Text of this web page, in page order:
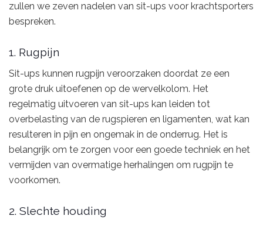
zullen we zeven nadelen van sit-ups voor krachtsporters
bespreken.
1. Rugpijn
Sit-ups kunnen rugpijn veroorzaken doordat ze een
grote druk uitoefenen op de wervelkolom. Het
regelmatig uitvoeren van sit-ups kan leiden tot
overbelasting van de rugspieren en ligamenten, wat kan
resulteren in pijn en ongemak in de onderrug. Het is
belangrijk om te zorgen voor een goede techniek en het
vermijden van overmatige herhalingen om rugpijn te
voorkomen.
2. Slechte houding